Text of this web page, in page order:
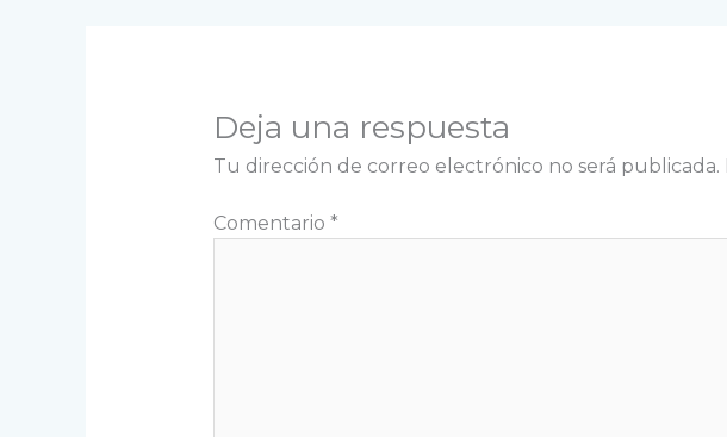
Deja una respuesta
Tu dirección de correo electrónico no será publicada.
Comentario *